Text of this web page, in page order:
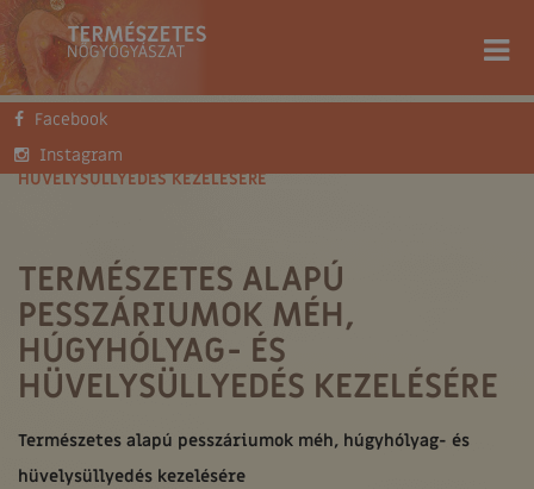
Facebook
Instagram
FŐOLDAL
TERMÉSZETES ALAPÚ PESSZÁRIUMOK MÉH, HÚGYHÓLYAG- ÉS
HÜVELYSÜLLYEDÉS KEZELÉSÉRE
TERMÉSZETES ALAPÚ
PESSZÁRIUMOK MÉH,
HÚGYHÓLYAG- ÉS
HÜVELYSÜLLYEDÉS KEZELÉSÉRE
Természetes alapú pesszáriumok méh, húgyhólyag- és
hüvelysüllyedés kezelésére